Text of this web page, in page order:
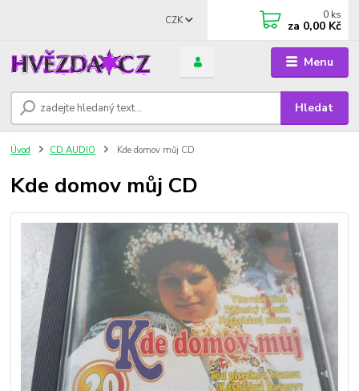
Menu
CZK
Hledat
0 ks
za 0,00 Kč
Úvod CD AUDIO Kde domov můj CD
Kde domov můj CD